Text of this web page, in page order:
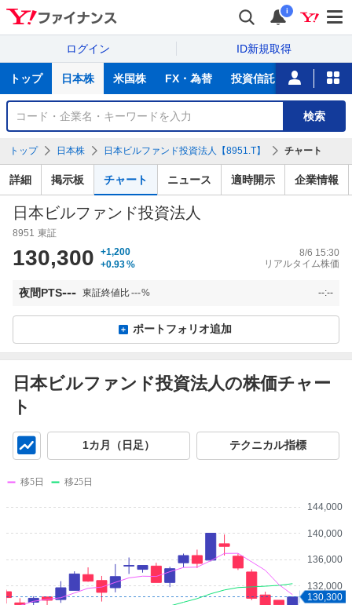
i
ログイン ID新規取得
サ
トップ 日本株 米国株 FX・為替 投資信託 ニュース
銘
検
索
検索
トップ 日本株 日本ビルファンド投資法人【8951.T】 チャート
詳細 掲示板 チャート ニュース 適時開示 企業情報
日本ビルファンド投資法人
8951 東証
130,300
+1,200
+0.93%
8/6 15:30
リアルタイム株価
夜間PTS--- 東証終値比---% --:--
ポートフォリオ追加
日本ビルファンド投資法人の株価チャー
ト
1カ月（日足） テクニカル指標
132,000
136,000
140,000
144,000
130,300
移5日 移25日